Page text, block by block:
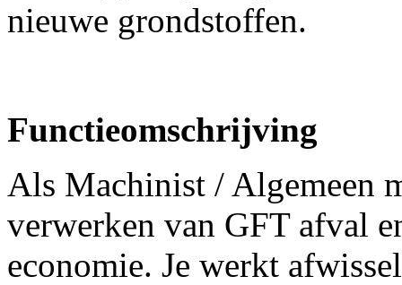
nieuwe grondstoffen.
Functieomschrijving
Als Machinist / Algemeen
verwerken van GFT afval
economie. Je werkt